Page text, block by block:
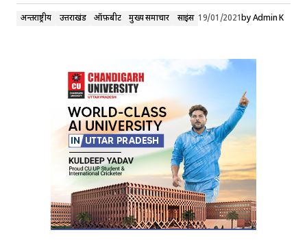
अन्तर्राष्ट्रीय उत्तराखंड ऑफ़बीट मुख्य समाचार साइंस 19/01/2021byAdmin K